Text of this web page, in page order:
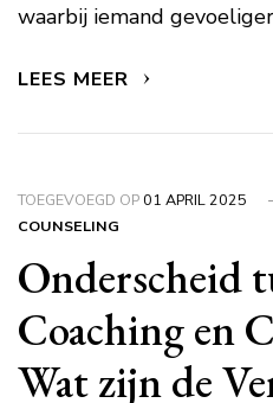
waarbij iemand
LEES MEER
TOEGEVOEGD OP01 APRIL 2025
COUNSELING
Onderscheid
Coaching en
Wat zijn de